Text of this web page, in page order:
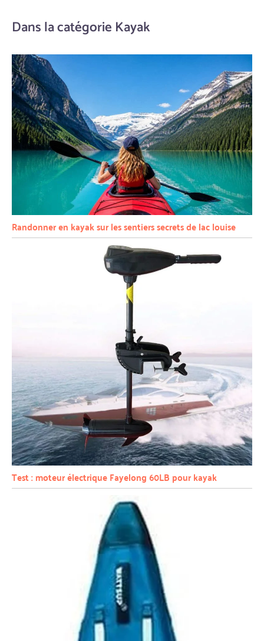
Dans la catégorie Kayak
Randonner en kayak sur les sentiers secrets de lac louise
Test : moteur électrique Fayelong 60LB pour kayak